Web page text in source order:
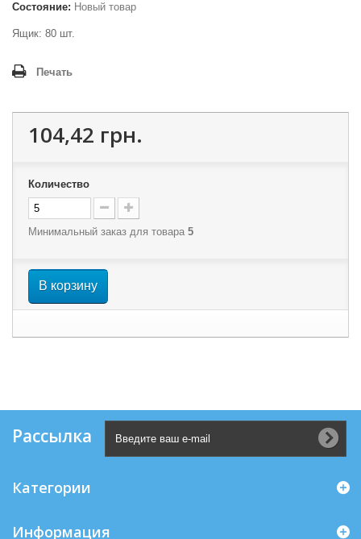
Состояние: Новый товар
Ящик: 80 шт.
Печать
104,42 грн.
Количество
Минимальный заказ для товара 5
В корзину
Рассылка
Категории
Информация